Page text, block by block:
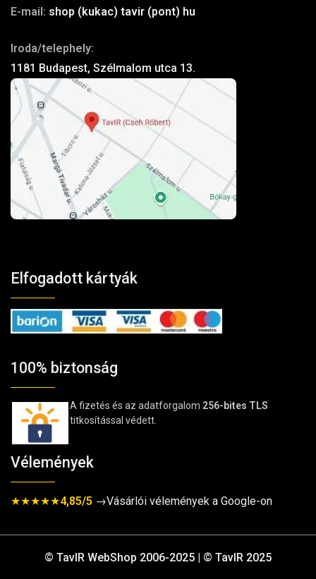
E-mail: shop (kukac) tavir (pont) hu
Iroda/telephely:
1181 Budapest, Szélmalom utca 13.
Elfogadott kártyák
100% biztonság
A fizetés és az adatforgalom 256-bites TLS
titkosítással védett.
Vélemények
★★★★★4,85/5 →Vásárlói vélemények a Google-on
© TavIR WebShop 2006-2025 | © TavIR 2025